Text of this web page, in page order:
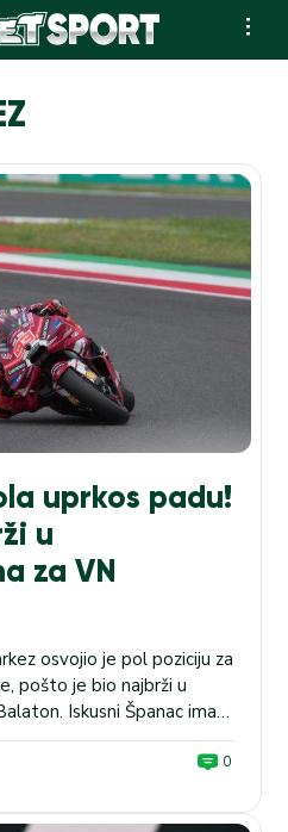
uprkos padu!
u
za VN
osvojio je pol poziciju za
pošto je bio najbrži u
Iskusni Španac imao
tokom kvalifikacija,
ali ga to nije sprečilo da
nakon...
0